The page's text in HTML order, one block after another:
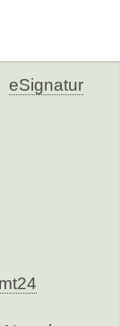
eSignatur